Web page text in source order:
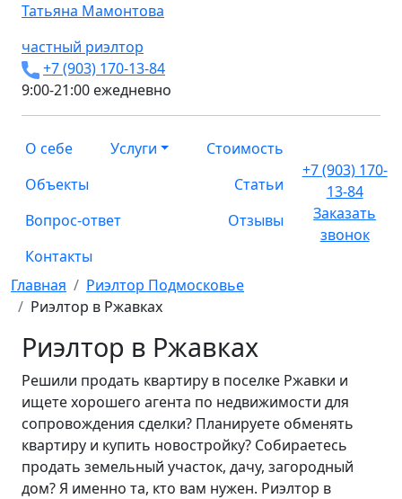
Татьяна Мамонтова
частный риэлтор
+7 (903) 170-13-84
9:00-21:00 ежедневно
О себе Услуги
Стоимость
Объекты
Статьи
Вопрос-ответ
Отзывы
Контакты
+7 (903) 170-
13-84
Заказать
звонок
Главная
Риэлтор Подмосковье
Риэлтор в Ржавках
Риэлтор в Ржавках
Решили продать квартиру в поселке Ржавки и
ищете хорошего агента по недвижимости для
сопровождения сделки? Планируете обменять
квартиру и купить новостройку? Собираетесь
продать земельный участок, дачу, загородный
дом? Я именно та, кто вам нужен. Риэлтор в